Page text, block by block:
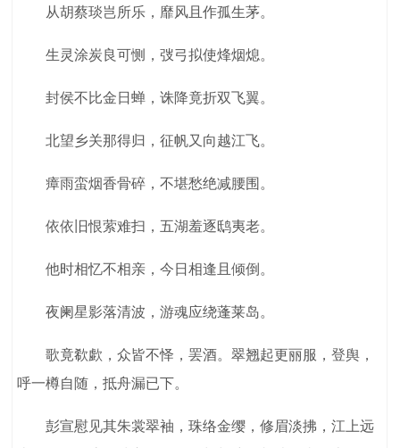
从胡蔡琰岂所乐，靡风且作孤生茅。
生灵涂炭良可恻，弢弓拟使烽烟熄。
封侯不比金日蝉，诛降竟折双飞翼。
北望乡关那得归，征帆又向越江飞。
瘴雨蛮烟香骨碎，不堪愁绝减腰围。
依依旧恨萦难扫，五湖羞逐鸱夷老。
他时相忆不相亲，今日相逢且倾倒。
夜阑星影落清波，游魂应绕蓬莱岛。
歌竟欷歔，众皆不怿，罢酒。翠翘起更丽服，登舆，
呼一樽自随，抵舟漏已下。
彭宣慰见其朱裳翠袖，珠络金缨，修眉淡拂，江上远